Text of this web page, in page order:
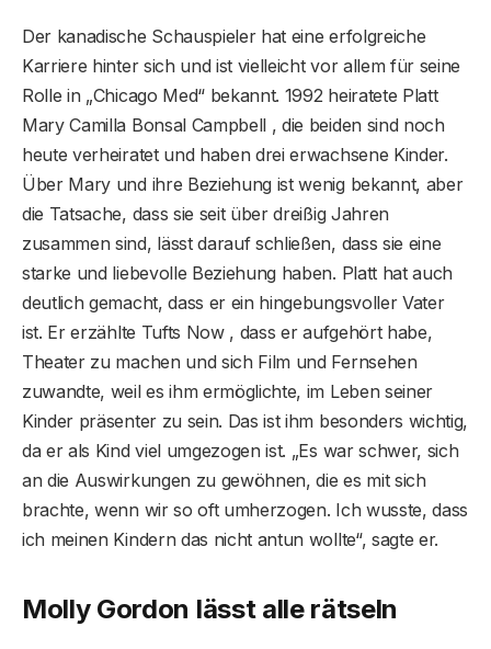
Der kanadische Schauspieler hat eine erfolgreiche
Karriere hinter sich und ist vielleicht vor allem für seine
Rolle in „Chicago Med“ bekannt. 1992 heiratete Platt
Mary Camilla Bonsal Campbell , die beiden sind noch
heute verheiratet und haben drei erwachsene Kinder.
Über Mary und ihre Beziehung ist wenig bekannt, aber
die Tatsache, dass sie seit über dreißig Jahren
zusammen sind, lässt darauf schließen, dass sie eine
starke und liebevolle Beziehung haben. Platt hat auch
deutlich gemacht, dass er ein hingebungsvoller Vater
ist. Er erzählte Tufts Now , dass er aufgehört habe,
Theater zu machen und sich Film und Fernsehen
zuwandte, weil es ihm ermöglichte, im Leben seiner
Kinder präsenter zu sein. Das ist ihm besonders wichtig,
da er als Kind viel umgezogen ist. „Es war schwer, sich
an die Auswirkungen zu gewöhnen, die es mit sich
brachte, wenn wir so oft umherzogen. Ich wusste, dass
ich meinen Kindern das nicht antun wollte“, sagte er.
Molly Gordon lässt alle rätseln